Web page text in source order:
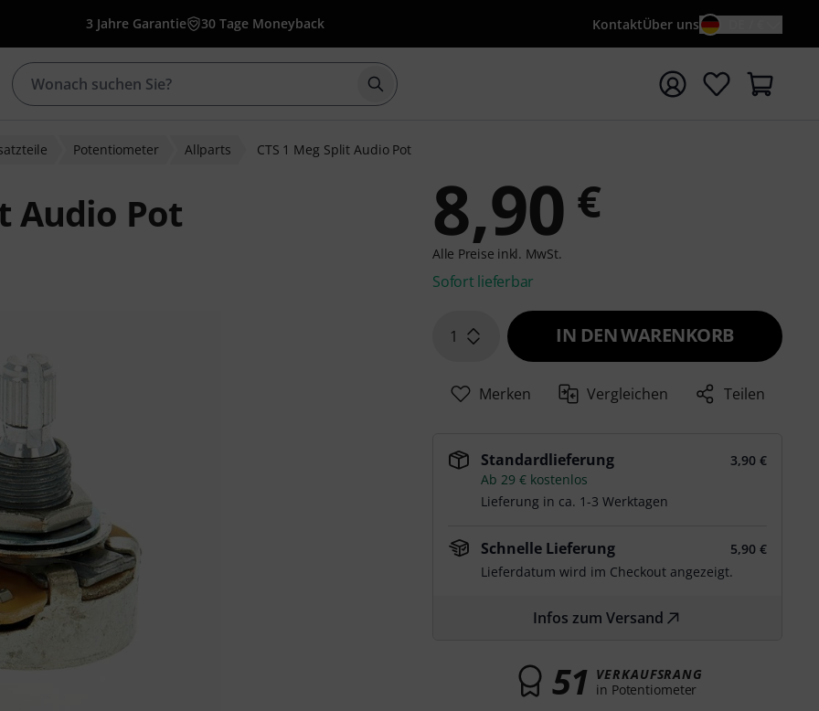
3 Jahre Garantie 30 Tage Moneyback KontaktÜber uns
Suche mit Suchwort {searchTerm} starten
Potentiometer Allparts CTS 1 Meg Split Audio Pot
Audio Pot 8,90 €
Alle Preise inkl. MwSt.
Sofort lieferbar
1 IN DEN WARENKORB
Merken Vergleichen Teilen
Standardlieferung
3,90 €
Ab 29 € kostenlos
Lieferung in ca. 1-3 Werktagen
Schnelle Lieferung
5,90 €
Lieferdatum wird im Checkout angezeigt.
Infos zum Versand
51 VERKAUFSRANG
in Potentiometer